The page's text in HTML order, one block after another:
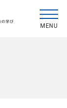
MENU